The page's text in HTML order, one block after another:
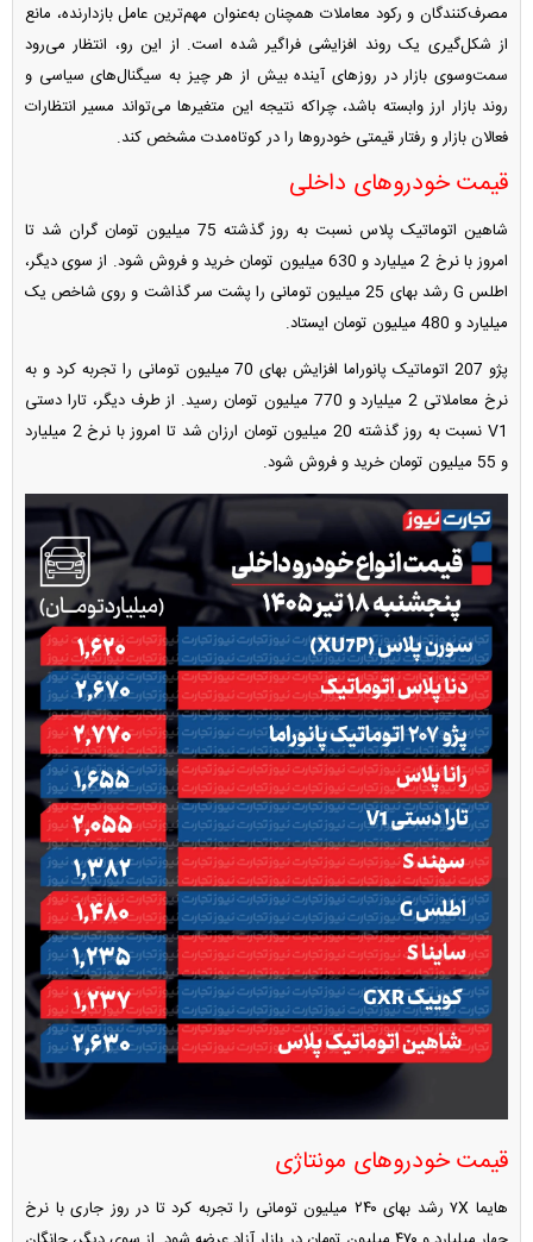
مصرف‌کنندگان و رکود معاملات همچنان به‌عنوان مهم‌ترین عامل بازدارنده، مانع
از شکل‌گیری یک روند افزایشی فراگیر شده است. از این رو، انتظار می‌رود
سمت‌وسوی بازار در روزهای آینده بیش از هر چیز به سیگنال‌های سیاسی و
روند بازار ارز وابسته باشد، چراکه نتیجه این متغیرها می‌تواند مسیر انتظارات
فعالان بازار و رفتار قیمتی خودروها را در کوتاه‌مدت مشخص کند.
قیمت خودروهای داخلی
شاهین اتوماتیک پلاس نسبت به روز گذشته 75 میلیون تومان گران شد تا
امروز با نرخ 2 میلیارد و 630 میلیون تومان خرید و فروش شود. از سوی دیگر،
اطلس G رشد بهای 25 میلیون تومانی را پشت سر گذاشت و روی شاخص یک
میلیارد و 480 میلیون تومان ایستاد.
پژو 207 اتوماتیک پانوراما افزایش بهای 70 میلیون تومانی را تجربه کرد و به
نرخ معاملاتی 2 میلیارد و 770 میلیون تومان رسید. از طرف دیگر، تارا دستی
V1 نسبت به روز گذشته 20 میلیون تومان ارزان شد تا امروز با نرخ 2 میلیارد
و 55 میلیون تومان خرید و فروش شود.
قیمت خودروهای مونتاژی
هایما ۷X رشد بهای ۲۴۰ میلیون تومانی را تجربه کرد تا در روز جاری با نرخ